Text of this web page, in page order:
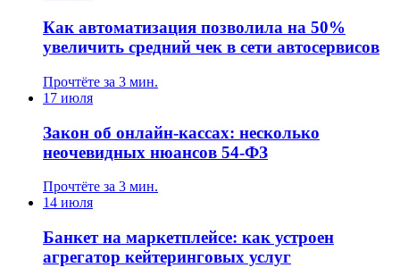
Как автоматизация позволила на 50%
увеличить средний чек в сети автосервисов
Прочтёте за 3 мин.
17 июля
Закон об онлайн-кассах: несколько
неочевидных нюансов 54-ФЗ
Прочтёте за 3 мин.
14 июля
Банкет на маркетплейсе: как устроен
агрегатор кейтеринговых услуг